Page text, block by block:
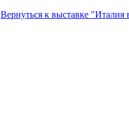
Вернуться к выставке "Италия